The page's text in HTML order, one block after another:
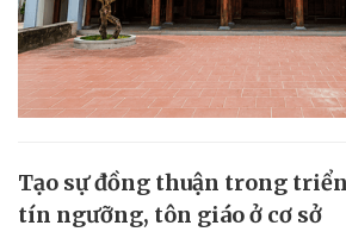
Tạo sự đồng thuận trong
tín ngưỡng, tôn giáo ở cơ sở